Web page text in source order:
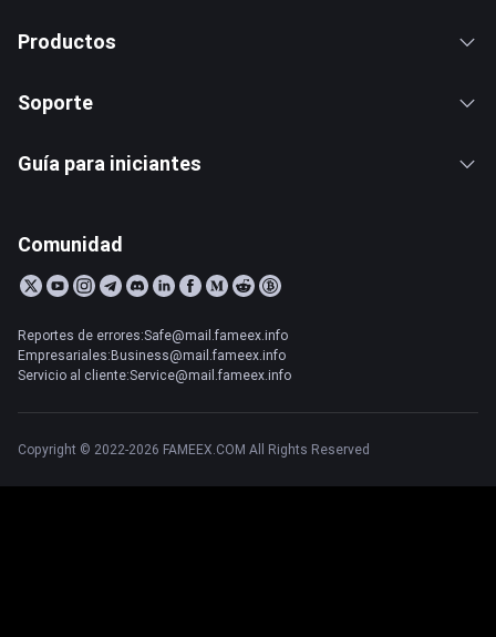
Productos
Soporte
Guía para iniciantes
Comunidad
Reportes de errores:Safe@mail.fameex.info
Empresariales:Business@mail.fameex.info
Servicio al cliente:Service@mail.fameex.info
Copyright © 2022-2026 FAMEEX.COM All Rights Reserved